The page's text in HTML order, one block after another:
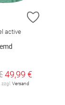
HINZUFÜGEN
ZUR
active
49,99 €
zzgl.Versand